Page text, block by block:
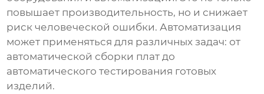
повышает производительность, но и снижает
риск человеческой ошибки. Автоматизация
может применяться для различных задач: от
автоматической сборки плат до
автоматического тестирования готовых
изделий.